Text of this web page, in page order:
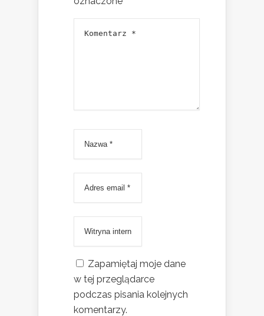
Zapamiętaj moje dane
w tej przeglądarce
podczas pisania kolejnych
komentarzy.